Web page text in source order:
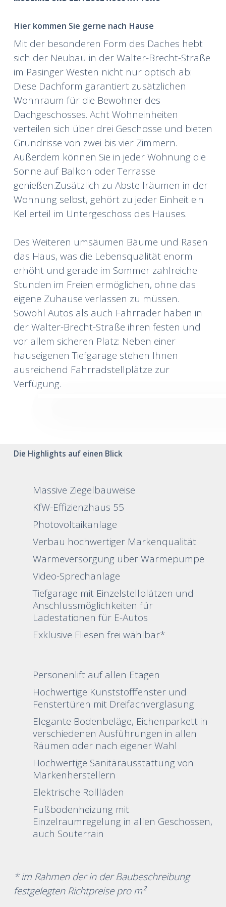
Hier kommen Sie gerne nach Hause
Mit der besonderen Form des Daches hebt
sich der Neubau in der Walter-Brecht-Straße
im Pasinger Westen nicht nur optisch ab:
Diese Dachform garantiert zusätzlichen
Wohnraum für die Bewohner des
Dachgeschosses. Acht Wohneinheiten
verteilen sich über drei Geschosse und bieten
Grundrisse von zwei bis vier Zimmern.
Außerdem können Sie in jeder Wohnung die
Sonne auf Balkon oder Terrasse
genießen.Zusätzlich zu Abstellräumen in der
Wohnung selbst, gehört zu jeder Einheit ein
Kellerteil im Untergeschoss des Hauses.
Des Weiteren umsäumen Bäume und Rasen
das Haus, was die Lebensqualität enorm
erhöht und gerade im Sommer zahlreiche
Stunden im Freien ermöglichen, ohne das
eigene Zuhause verlassen zu müssen.
Sowohl Autos als auch Fahrräder haben in
der Walter-Brecht-Straße ihren festen und
vor allem sicheren Platz: Neben einer
hauseigenen Tiefgarage stehen Ihnen
ausreichend Fahrradstellplätze zur
Verfügung.
Die Highlights auf einen Blick
Massive Ziegelbauweise
KfW-Effizienzhaus 55
Photovoltaikanlage
Verbau hochwertiger Markenqualität
Wärmeversorgung über Wärmepumpe
Video-Sprechanlage
Tiefgarage mit Einzelstellplätzen und
Anschlussmöglichkeiten für
Ladestationen für E-Autos
Exklusive Fliesen frei wählbar*
Personenlift auf allen Etagen
Hochwertige Kunststofffenster und
Fenstertüren mit Dreifachverglasung
Elegante Bodenbeläge, Eichenparkett in
verschiedenen Ausführungen in allen
Räumen oder nach eigener Wahl
Hochwertige Sanitärausstattung von
Markenherstellern
Elektrische Rollläden
Fußbodenheizung mit
Einzelraumregelung in allen Geschossen,
auch Souterrain
* im Rahmen der in der Baubeschreibung
festgelegten Richtpreise pro m²